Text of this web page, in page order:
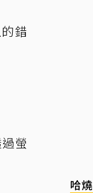
錯
螢
哈燒